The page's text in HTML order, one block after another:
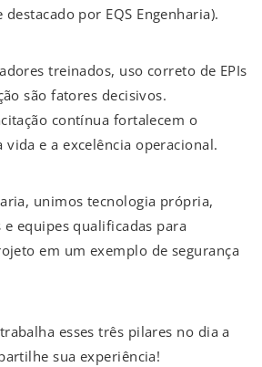
por EQS Engenharia).
treinados, uso correto de EPIs
são fatores decisivos.
contínua fortalecem o
e a excelência operacional.
unimos tecnologia própria,
equipes qualificadas para
em um exemplo de segurança
esses três pilares no dia a
sua experiência!